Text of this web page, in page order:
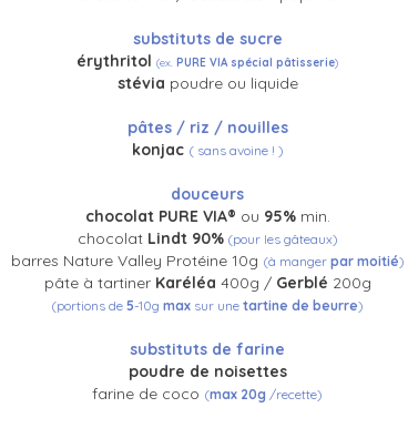
substituts de sucre
érythritol (ex. PURE VIA spécial pâtisserie)
stévia poudre ou liquide
pâtes / riz / nouilles
konjac ( sans avoine ! )
douceurs
chocolat PURE VIA® ou 95%min.
chocolat Lindt 90%(pour les gâteaux)
barres Nature Valley Protéine 10g (à manger par moitié)
pâte à tartiner Karéléa 400g / Gerblé 200g
(portions de 5-10g max sur une tartine de beurre)
substituts de farine
poudre de noisettes
farine de coco (max 20g /recette)